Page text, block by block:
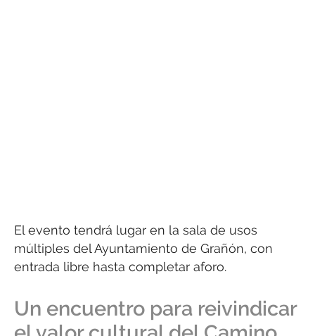
El evento tendrá lugar en la sala de usos
múltiples del Ayuntamiento de Grañón, con
entrada libre hasta completar aforo.
Un encuentro para reivindicar